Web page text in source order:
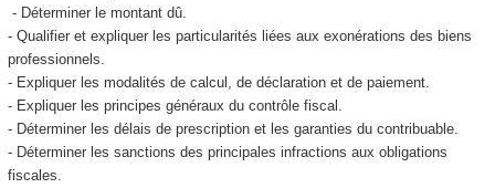
- Déterminer le montant dû.
- Qualifier et expliquer les particularités liées aux exonérations des biens
professionnels.
- Expliquer les modalités de calcul, de déclaration et de paiement.
- Expliquer les principes généraux du contrôle fiscal.
- Déterminer les délais de prescription et les garanties du contribuable.
- Déterminer les sanctions des principales infractions aux obligations
fiscales.